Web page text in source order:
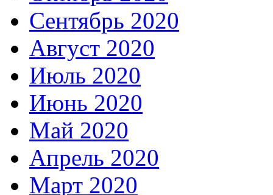
Сентябрь 2020
Август 2020
Июль 2020
Июнь 2020
Май 2020
Апрель 2020
Март 2020